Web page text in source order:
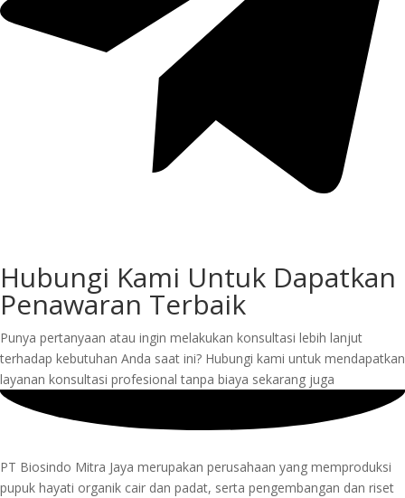
Hubungi Kami Untuk Dapatkan
Penawaran Terbaik
Punya pertanyaan atau ingin melakukan konsultasi lebih lanjut
terhadap kebutuhan Anda saat ini? Hubungi kami untuk mendapatkan
layanan konsultasi profesional tanpa biaya sekarang juga
PT Biosindo Mitra Jaya merupakan perusahaan yang memproduksi
pupuk hayati organik cair dan padat, serta pengembangan dan riset